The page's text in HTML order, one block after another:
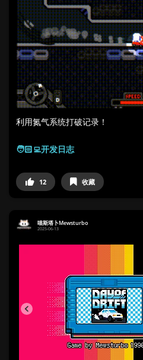
利用氮气系统打破记录！
🧑🏻‍💻开发日志
12 收藏
喵斯塔卜Mewsturbo
2025-06-13